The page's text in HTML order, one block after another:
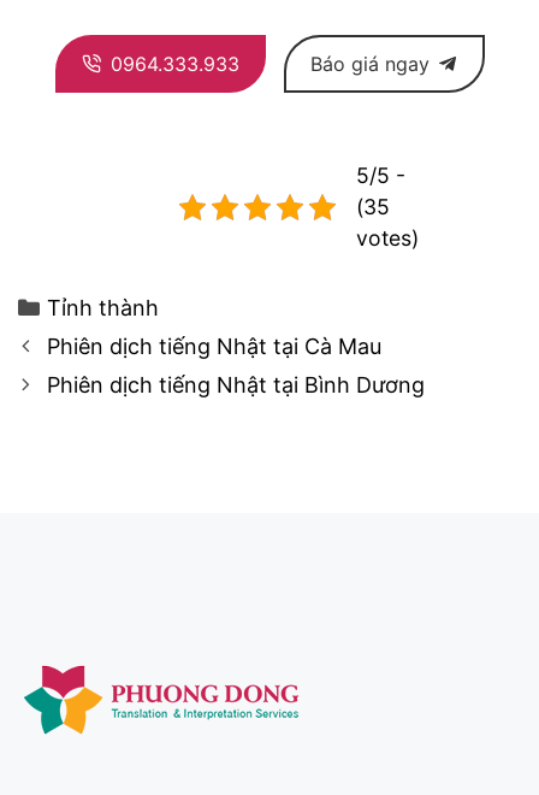
0964.333.933 Báo giá ngay
5/5 -
(35
votes)
Categories
Tỉnh thành
Post
navigation
Phiên dịch tiếng Nhật tại Cà Mau
Phiên dịch tiếng Nhật tại Bình Dương